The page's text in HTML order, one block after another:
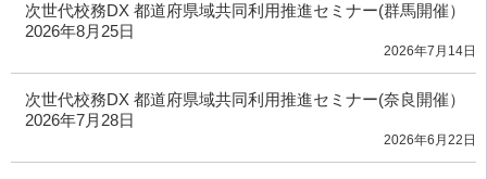
次世代校務DX 都道府県域共同利用推進セミナー(群馬開催）
2026年8月25日
2026年7月14日
次世代校務DX 都道府県域共同利用推進セミナー(奈良開催）
2026年7月28日
2026年6月22日